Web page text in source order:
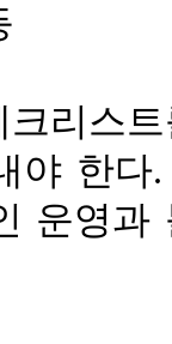
크리스
야 한다
운영